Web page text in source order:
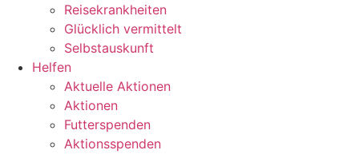
Reisekrankheiten
Glücklich vermittelt
Selbstauskunft
Helfen
Aktuelle Aktionen
Aktionen
Futterspenden
Aktionsspenden